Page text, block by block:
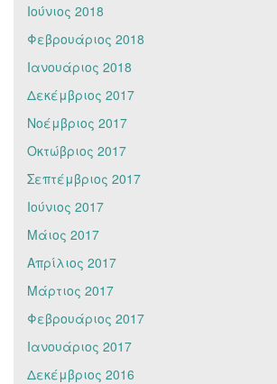
Ιούνιος 2018
Φεβρουάριος 2018
Ιανουάριος 2018
Δεκέμβριος 2017
Νοέμβριος 2017
Οκτώβριος 2017
Σεπτέμβριος 2017
Ιούνιος 2017
Μάιος 2017
Απρίλιος 2017
Μάρτιος 2017
Φεβρουάριος 2017
Ιανουάριος 2017
Δεκέμβριος 2016